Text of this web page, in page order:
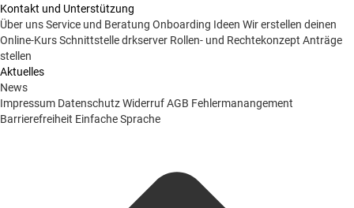
Kontakt und Unterstützung
Über unsService und Beratung Onboarding Ideen Wir erstellen deinen
Online-KursSchnittstelle drkserver Rollen- und Rechtekonzept Anträge
stellen
Aktuelles
News
Impressum DatenschutzWiderrufAGB Fehlermanangement
Barrierefreiheit Einfache Sprache